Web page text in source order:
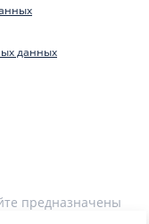
данных
предназначены